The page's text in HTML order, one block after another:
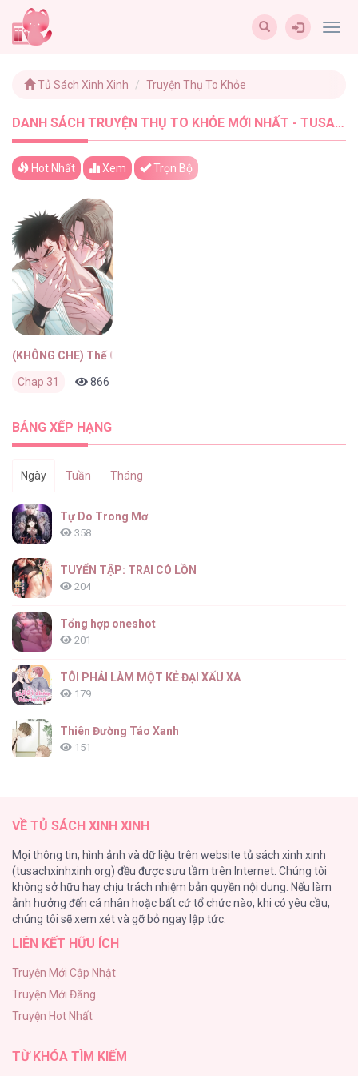
Tủ Sách Xinh Xinh Truyện Thụ To Khỏe
DANH SÁCH TRUYỆN THỤ TO KHỎE MỚI NHẤT - TUSACHXINHXINH (1)
Hot Nhất Xem Trọn Bộ
(KHÔNG CHE) Thế Giới Của Tôi
Chap 31 866
BẢNG XẾP HẠNG
Ngày Tuần Tháng
Tự Do Trong Mơ
358
TUYỂN TẬP: TRAI CÓ LỒN
204
Tổng hợp oneshot
201
TÔI PHẢI LÀM MỘT KẺ ĐẠI XẤU XA
179
Thiên Đường Táo Xanh
151
140
Phạm Luật
123
Làm vị cứu tinh thật dễ dàng
|END| Định Tên Mối Quan Hệ
109
VỀ TỦ SÁCH XINH XINH
Mọi thông tin, hình ảnh và dữ liệu trên website tủ sách xinh xinh
(tusachxinhxinh.org) đều được sưu tầm trên Internet. Chúng tôi
không sở hữu hay chịu trách nhiệm bản quyền nội dung. Nếu làm
ảnh hưởng đến cá nhân hoặc bất cứ tổ chức nào, khi có yêu cầu,
chúng tôi sẽ xem xét và gỡ bỏ ngay lập tức.
LIÊN KẾT HỮU ÍCH
Truyện Mới Cập Nhật
Truyện Mới Đăng
Truyện Hot Nhất
TỪ KHÓA TÌM KIẾM